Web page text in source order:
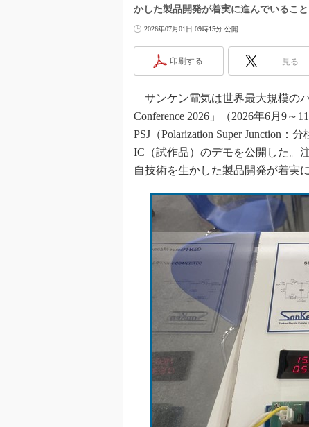
製品分
“異端
改革、
JASA発
IHSア
「英語
ための
かした製品開発が着実に進んでいること
2026年07月01日 09時15分 公開
印刷する 見る
サンケン電気は世界最大規模の
Conference 2026」（2026年6月9
PSJ（Polarization Super Junction：
IC（試作品）のデモを公開した。
自技術を生かした製品開発が着実